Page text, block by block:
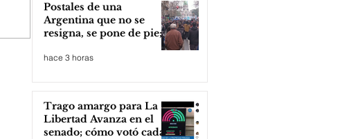
Postales de una
Argentina que no se
resigna, se pone de pie;
hace 3 horas
Trago amargo para La
Libertad Avanza en el
senado; cómo votó cada